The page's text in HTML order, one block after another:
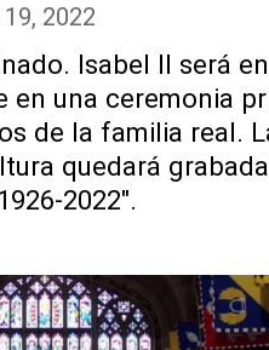
2022
Isabel II será
en una ceremonia
de la familia real.
quedará
2022".